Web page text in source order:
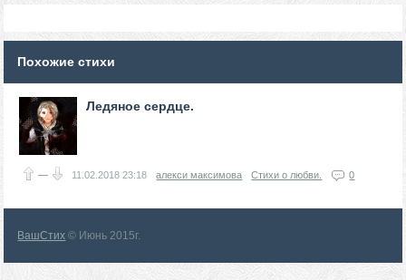
Похожие стихи
Ледяное сердце.
— 11.02.201823:18 алекси максимова Стихи о любви. 0
ВашСтих © Июнь 2015г.